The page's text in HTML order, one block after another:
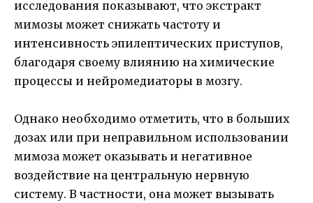
исследования показывают, что экстракт
мимозы может снижать частоту и
интенсивность эпилептических приступов,
благодаря своему влиянию на химические
процессы и нейромедиаторы в мозгу.
Однако необходимо отметить, что в больших
дозах или при неправильном использовании
мимоза может оказывать и негативное
воздействие на центральную нервную
систему. В частности, она может вызывать